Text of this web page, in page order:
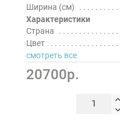
Ширина (см)
Характеристики
Страна
Цвет
смотреть все
20700р.